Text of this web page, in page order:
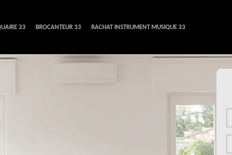
33 BROCANTEUR 33 RACHAT INSTRUMENT MUSIQUE 33